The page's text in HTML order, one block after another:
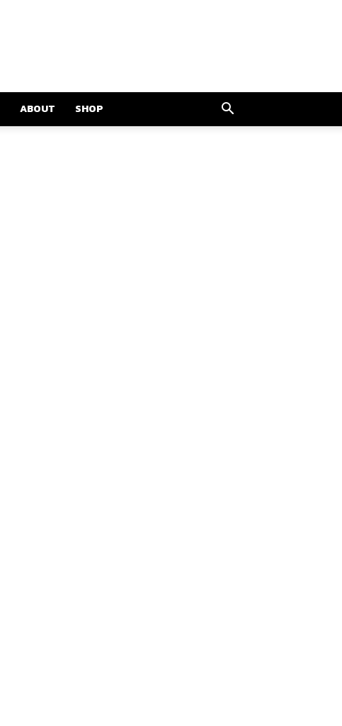
ABOUT SHOP